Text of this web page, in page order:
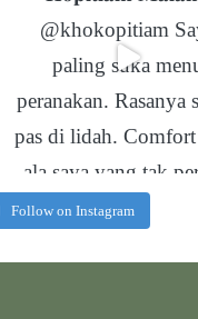
Follow on Instagram